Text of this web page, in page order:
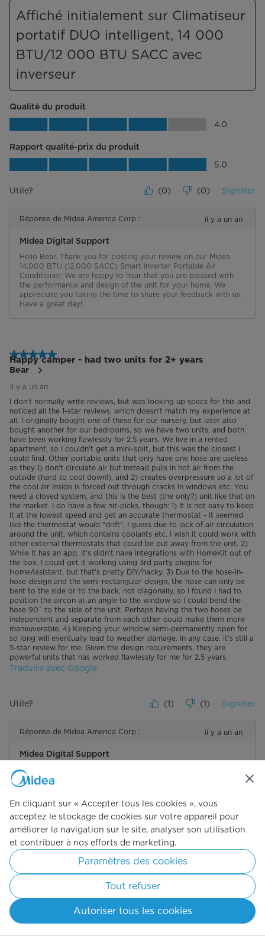
Affiché initialement sur Climatiseur
portatif DUO intelligent, 14 000
BTU/12 000 BTU SACC avec
inverseur
Qualité du produit
Qualité du produit, 4.0 sur 5 4.0
Rapport qualité-prix du produit
Rapport qualité-prix du produit, 5.0
5.0
Utile? (0) (0) Signaler
Réponse de Midea America Corp : il y a un an
Midea Digital Support
Hello Bear. Thank you for posting your review on our Midea
14,000 BTU (12,000 SACC) Smart Inverter Portable Air
Conditioner. We are happy to hear that you are pleased with
the performance and design of the unit for your home. We
appreciate you taking the time to share your feedback with us.
Have a great day!
5 étoile(s) sur 5.
Happy camper - had two units for 2+ years
Bear
il y a un an
I don't normally write reviews, but was looking up specs for this and
noticed all the 1-star reviews, which doesn't match my experience at
all. I originally bought one of these for our nursery, but later also
bought another for our bedrooms, so we have two units, and both
have been working flawlessly for 2.5 years. We live in a rented
apartment, so I couldn't get a mini-split, but this was the closest I
could find. Other portable units that only have one hose are useless
as they 1) don't circulate air but instead pulls in hot air from the
outside (hard to cool down!), and 2) creates overpressure so a lot of
the cool air inside is forced out through cracks in windows etc. You
need a closed system, and this is the best (the only?) unit like that on
the market. I do have a few nit-picks, though: 1) It is not easy to keep
it at the lowest speed and get an accurate thermostat - it seemed
like the thermostat would "drift", I guess due to lack of air circulation
around the unit, which contains coolants etc. I wish it could work with
other external thermostats that could be put away from the unit. 2)
While it has an app, it's didn't have integrations with HomeKit out of
the box. I could get it working using 3rd party plugins for
HomeAssistant, but that's pretty DIY/hacky. 3) Due to the hose-in-
hose design and the semi-rectangular design, the hose can only be
bent to the side or to the back, not diagonally, so I found I had to
position the aircon at an angle to the window so I could bend the
hose 90˚ to the side of the unit. Perhaps having the two hoses be
independent and separate from each other could make them more
maneuverable. 4) Keeping your window semi-permanently open for
so long will eventually lead to weather damage. In any case, it's still a
5-star review for me. Given the design requirements, they are
powerful units that has worked flawlessly for me for 2.5 years.
Traduire avec Google
Utile? (1) (1) Signaler
Réponse de Midea America Corp : il y a un an
Midea Digital Support
Hello Bear. Thank you for posting your review on our Midea
14,000 BTU / 12,000 BTU SACC DUO Smart Inverter Portable
Air Conditioner. We appreciate you sharing your feedback with
us. We are happy to hear that you are enjoying the
performance of the unit. Have a great day!
5 étoile(s) sur 5.
Not 1 thumbs-up! All five fingers are up! :-)
Doug
il y a un an
I bought a different brand 15 months ago. It definitely did not do the
job. I thought I had done enough research but apparently not. Seeing
how poorly the other one performed I did a lot more research and
found the Midea. I will tell you I am overjoyed with the performance
En cliquant sur « Accepter tous les cookies », vous
acceptez le stockage de cookies sur votre appareil pour
améliorer la navigation sur le site, analyser son utilisation
et contribuer à nos efforts de marketing.
Paramètres des cookies
Tout refuser
Autoriser tous les cookies